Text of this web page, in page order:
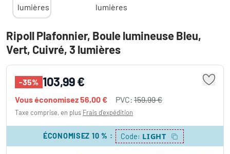
Ripoll Plafonnier, Boule lumineuse Bleu,
Vert, Cuivré, 3 lumières
-35% 103,99 €
Vous économisez56,00 € PVC: 159,99 €
Taxe comprise, en plus Frais d'expédition
ÉCONOMISEZ 10 % : Code: LIGHT